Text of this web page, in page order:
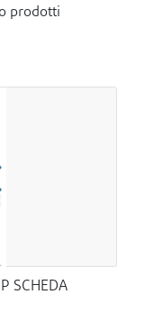
prodotti
SCHEDA